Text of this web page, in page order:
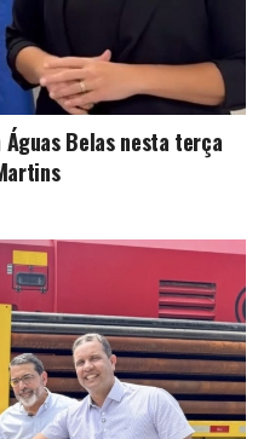
Águas Belas nesta terça